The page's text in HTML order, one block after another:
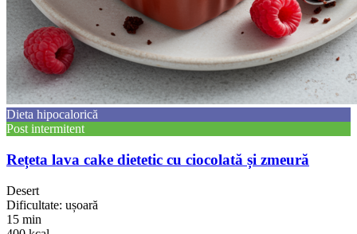
Dieta hipocalorică
Post intermitent
Rețeta lava cake dietetic cu ciocolată și zmeură
Desert
Dificultate: ușoară
15 min